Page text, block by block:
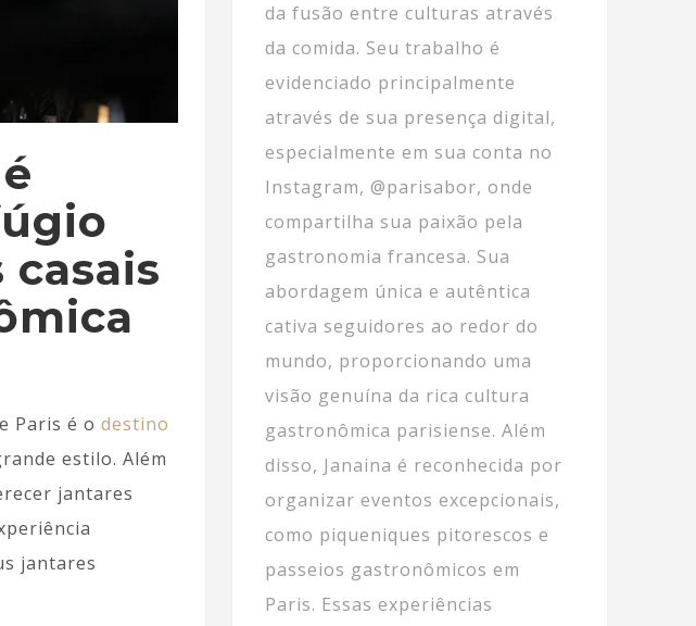
Paris é o destino
estilo. Além
jantares
jantares
da fusão entre culturas através
da comida. Seu trabalho é
evidenciado principalmente
através de sua presença digital,
especialmente em sua conta no
Instagram, @parisabor, onde
compartilha sua paixão pela
gastronomia francesa. Sua
abordagem única e autêntica
cativa seguidores ao redor do
mundo, proporcionando uma
visão genuína da rica cultura
gastronômica parisiense. Além
disso, Janaina é reconhecida por
organizar eventos excepcionais,
como piqueniques pitorescos e
passeios gastronômicos em
Paris. Essas experiências